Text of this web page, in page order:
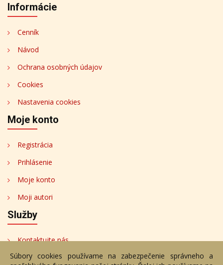
Informácie
Cenník
Návod
Ochrana osobných údajov
Cookies
Nastavenia cookies
Moje konto
Registrácia
Prihlásenie
Moje konto
Moji autori
Služby
Kontaktujte nás
Bezplatné poradenstvo
Súbory cookies používame na zabezpečenie správneho a